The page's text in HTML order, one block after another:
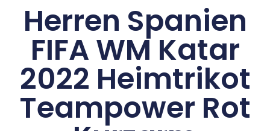
Herren Spanien
FIFA WM Katar
2022 Heimtrikot
Teampower Rot